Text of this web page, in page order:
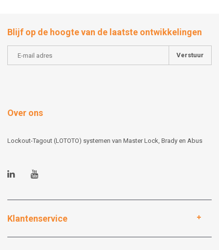
Blijf op de hoogte van de laatste ontwikkelingen
Verstuur
Over ons
Lockout-Tagout (LOTOTO) systemen van Master Lock, Brady en Abus
Klantenservice